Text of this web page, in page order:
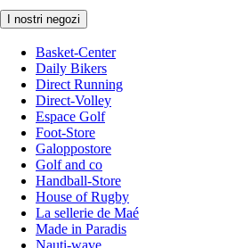
I nostri negozi
Basket-Center
Daily Bikers
Direct Running
Direct-Volley
Espace Golf
Foot-Store
Galoppostore
Golf and co
Handball-Store
House of Rugby
La sellerie de Maé
Made in Paradis